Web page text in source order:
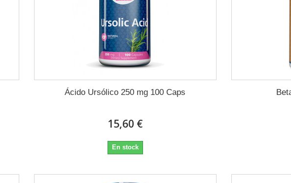
Ácido Ursólico 250 mg 100 Caps
15,60 €
En stock